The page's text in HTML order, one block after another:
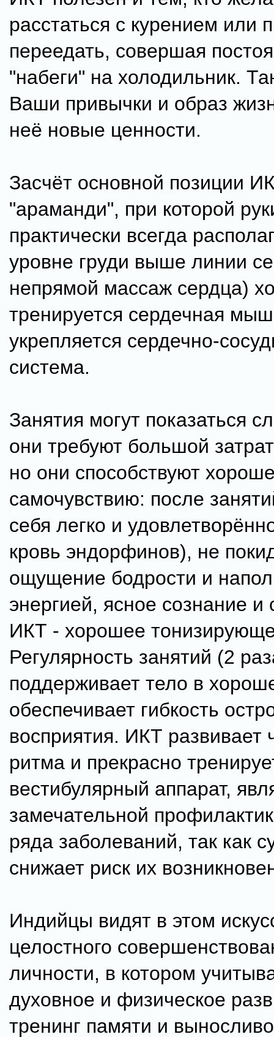
расстаться с курением или
переедать, совершая
"набеги" на холодильник.
Ваши привычки и образ
неё новые ценности.
Засчёт основной позиции
"араманди", при которой
практически всегда
уровне груди выше линии
непрямой массаж сердца)
тренируется сердечная
укрепляется сердечно-
система.
Занятия могут показаться
они требуют большой
но они способствуют
самочувствию: после
себя легко и
кровь эндорфинов), не
ощущение бодрости и
энергией, ясное сознание и
ИКТ - хорошее
Регулярность занятий (2
поддерживает тело в
обеспечивает гибкость
восприятия. ИКТ развивает
ритма и прекрасно
вестибулярный аппарат,
замечательной
ряда заболеваний, так как
снижает риск их
Индийцы видят в этом
целостного
личности, в котором
духовное и физическое
тренинг памяти и